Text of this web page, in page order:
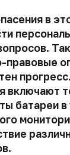
в
правовые
включают
батареи в